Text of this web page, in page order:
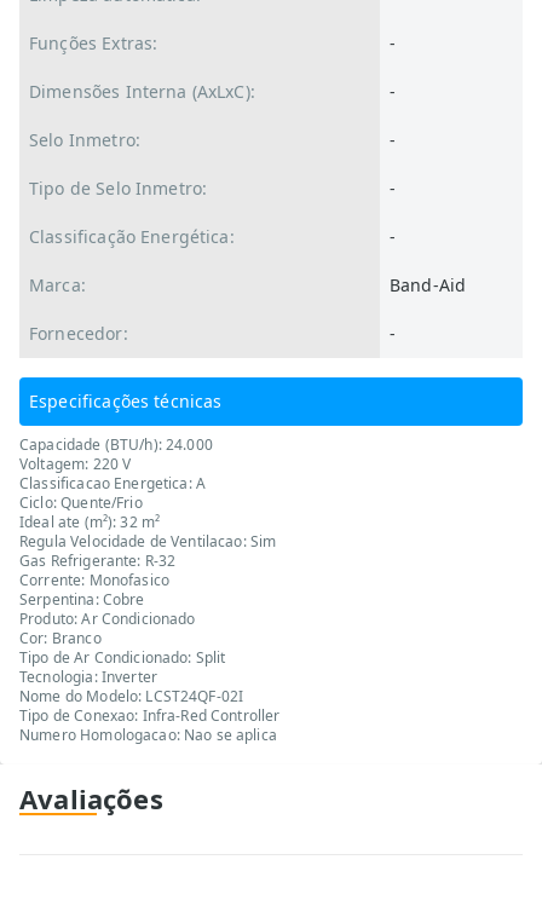
Funções Extras: -
Dimensões Interna (AxLxC): -
Selo Inmetro: -
Tipo de Selo Inmetro: -
Classificação Energética: -
Marca: Band-Aid
Fornecedor: -
Especificações técnicas
Capacidade (BTU/h): 24.000
Voltagem: 220 V
Classificacao Energetica: A
Ciclo: Quente/Frio
Ideal ate (m²): 32 m²
Regula Velocidade de Ventilacao: Sim
Gas Refrigerante: R-32
Corrente: Monofasico
Serpentina: Cobre
Produto: Ar Condicionado
Cor: Branco
Tipo de Ar Condicionado: Split
Tecnologia: Inverter
Nome do Modelo: LCST24QF-02I
Tipo de Conexao: Infra-Red Controller
Numero Homologacao: Nao se aplica
Avaliações